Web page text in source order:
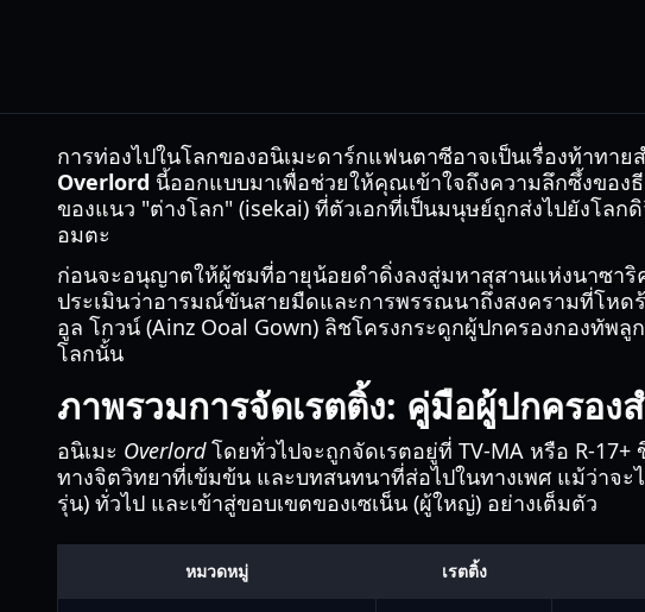
การท่องไปในโลกของอนิเมะดาร์กแฟนตาซีอาจเป็นเรื่องท้าท
Overlord นี้ออกแบบมาเพื่อช่วยให้คุณเข้าใจถึงความลึกซึ้งของ
ของแนว "ต่างโลก" (isekai) ที่ตัวเอกที่เป็นมนุษย์ถูกส่งไปยังโ
อมตะ
ก่อนจะอนุญาตให้ผู้ชมที่อายุน้อยดำดิ่งลงสู่มหาสุสานแห่งนาซาริ
ประเมินว่าอารมณ์ขันสายมืดและการพรรณนาถึงสงครามที่โห
อูล โกวน์ (Ainz Ooal Gown) ลิชโครงกระดูกผู้ปกครองกองทัพ
โลกนั้น
ภาพรวมการจัดเรตติ้ง: คู่มือผู้ปกครอ
อนิเมะ Overlordโดยทั่วไปจะถูกจัดเรตอยู่ที่ TV-MA หรือ R-
ทางจิตวิทยาที่เข้มข้น และบทสนทนาที่ส่อไปในทางเพศ แม้ว่าจ
รุ่น) ทั่วไป และเข้าสู่ขอบเขตของเซเน็น (ผู้ใหญ่) อย่างเต็มตัว
หมวดหมู่ เรตติ้ง